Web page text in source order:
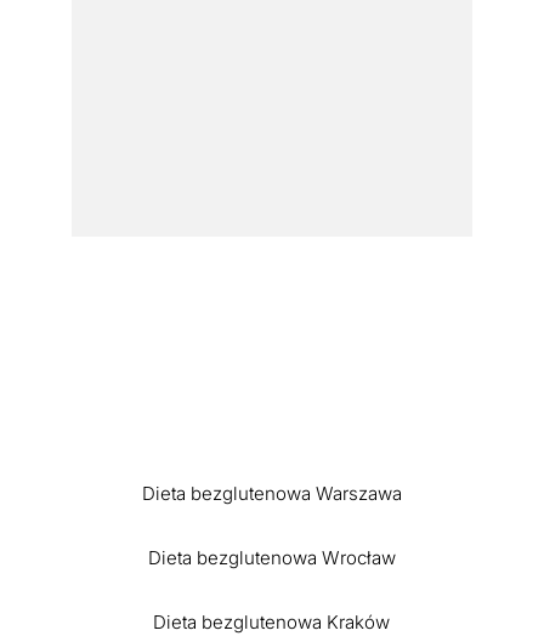
Dieta bezglutenowa Warszawa
Dieta bezglutenowa Wrocław
Dieta bezglutenowa Kraków